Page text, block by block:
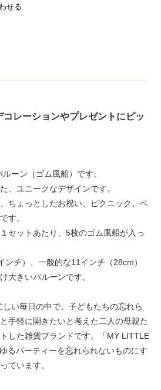
せる
レーションやプレゼントにピッ
ーン（ゴム風船）です。
、ユニークなデザインです。
ちょっとしたお祝い、ピクニック、ベ
す。
セットあたり、5枚のゴム風船が入っ
チ）、一般的な11インチ（28cm）
大きいバルーンです。
しい毎日の中で、子どもたちの忘れら
手軽に開きたいと考えた二人の母親た
した雑貨ブランドです。「MY LITTLE
るパーティーを忘れられないものにす
ています。